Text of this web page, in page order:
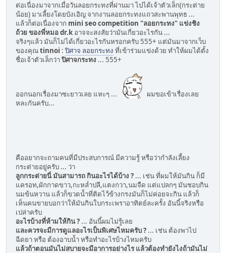
ต่อเนื่องมาจากเมื่อวันลอยกระทงที่ผ่านมา ไปได้เจ้าตัวเล็ก(กระต่าย
น้อย) มาเลี้ยงโดยบังเอิญ จากงานลอยกระทงแถวสะพานพุทธ ...
แล้วก็ต่อเนื่องจาก mini seo competition "ลอยกระทง" แข่งชิง
ถ้วย ของพี่หมอ dr.k อาจจะสงสัยว่ามันเกี่ยวอะไรกัน ...
จริงๆแล้ว มันก็ไม่ได้เกี่ยวอะไรกันหรอกครับ 555+ แต่มันมาจากเว็บ
ของคุณtinnoi : ปิศาจ ลอยกระทง ที่เข้าร่วมแข่งด้วย ทำให้ผมได้ตั้ง
ชื่อเจ้าตัวเล็กว่าปิศาจกระทง ... 555+
ออกนอกเรื่องมาซะยาวเลย แหะๆ ...
ผมขอเข้าเรื่องเลย
หละกันครับ...
คืออยากจะถามคนที่มีประสบการณ์ มีความรู้ หรือว่ากำลังเลี้ยง
กระต่ายอยู่ครับ ... ว่า
ลูกกระต่ายนี่ มันสามารถ กินอะไรได้บ้าง ? ... เช่น ที่ผมให้มันกิน ก็มี
แครอท,ผักกาดขาว,กะหล่ำปลี,แตงกวา,นมจืด แต่แปลกๆ มันชอบกิน
นมข้นหวาน แล้วก็ขวดน้ำที่ติดไว้ข้างกรงมันก็ไม่ค่อยจะกิน แล้วก็
เห็นคนขายบอกว่าให้มันกินใบกระเพราอาทิตย์ละครั้ง อันนี้จริงหรือ
เปล่าครับ
อะไรบ้างที่ห้ามให้กิน ? ... อันนี้ผมไม่รู้เลย
และควรจะมีการดูแลอะไรเป็นพิเศษไหมครับ ? ... เช่น ต้องพาไป
ฉีดยา หรือ ต้องอาบน้ำ หรือทำอะไรบ้างไหมครับ
แล้วถ้าตอนมันไม่สบายจะมีอาการอย่างไร แล้วต้องทำยังไงถ้ามันไม่